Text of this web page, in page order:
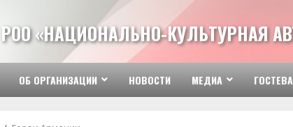
РОО «НАЦИОНАЛЬНО-КУЛЬТУРНАЯ
ОБ ОРГАНИЗАЦИИ НОВОСТИ МЕДИА